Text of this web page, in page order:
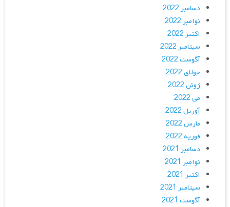
دسامبر 2022
نوامبر 2022
اکتبر 2022
سپتامبر 2022
آگوست 2022
جولای 2022
ژوئن 2022
می 2022
آوریل 2022
مارس 2022
فوریه 2022
دسامبر 2021
نوامبر 2021
اکتبر 2021
سپتامبر 2021
آگوست 2021